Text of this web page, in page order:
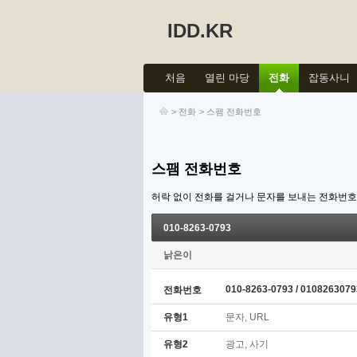
IDD.KR
처음 열린 마당 전화 잡동사니
> 전화 > 스팸 전화번호
스팸 전화번호
허락 없이 전화를 걸거나 문자를 보내는 전화번
010-8263-0793
낡은이
전화번호 010-8263-0793 /
유형1 문자, URL
유형2 광고, 사기